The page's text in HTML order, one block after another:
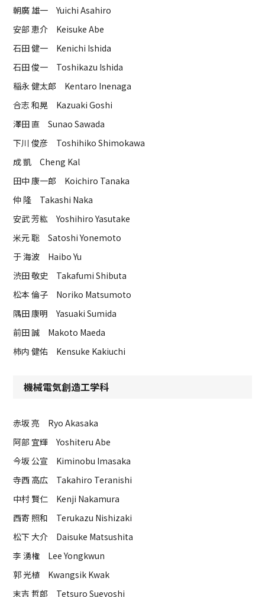
朝廣 雄一 Yuichi Asahiro
安部 恵介 Keisuke Abe
石田 健一 Kenichi Ishida
石田 俊一 Toshikazu Ishida
稲永 健太郎 Kentaro Inenaga
合志 和晃 Kazuaki Goshi
澤田 直 Sunao Sawada
下川 俊彦 Toshihiko Shimokawa
成 凱 Cheng Kal
田中 康一郎 Koichiro Tanaka
仲 隆 Takashi Naka
安武 芳紘 Yoshihiro Yasutake
米元 聡 Satoshi Yonemoto
于 海波 Haibo Yu
渋田 敬史 Takafumi Shibuta
松本 倫子 Noriko Matsumoto
隅田 康明 Yasuaki Sumida
前田 誠 Makoto Maeda
柿内 健佑 Kensuke Kakiuchi
機械電気創造工学科
赤坂 亮 Ryo Akasaka
阿部 宜輝 Yoshiteru Abe
今坂 公宣 Kiminobu Imasaka
寺西 高広 Takahiro Teranishi
中村 賢仁 Kenji Nakamura
西寄 照和 Terukazu Nishizaki
松下 大介 Daisuke Matsushita
李 湧権 Lee Yongkwun
郭 光植 Kwangsik Kwak
末吉 哲郎 Tetsuro Sueyoshi